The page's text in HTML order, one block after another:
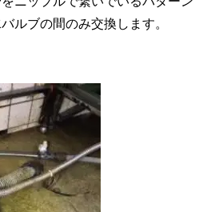
ルブの間のみ交換します。